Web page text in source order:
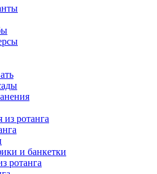
из ротанга
и банкетки
ротанга